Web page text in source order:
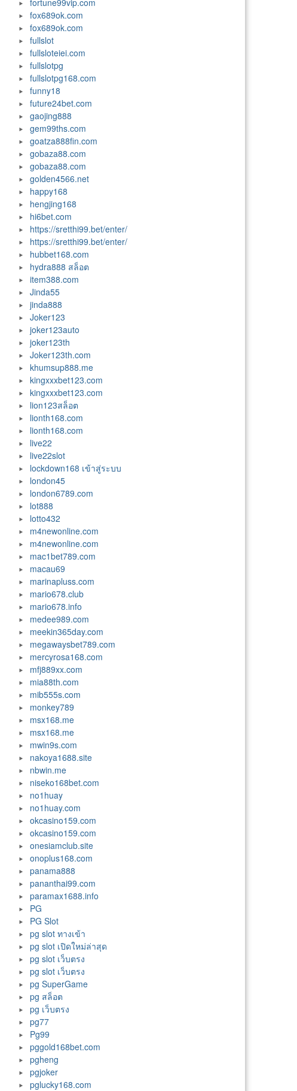
fortune99vip.com
fox689ok.com
fox689ok.com
fullslot
fullsloteiei.com
fullslotpg
fullslotpg168.com
funny18
future24bet.com
gaojing888
gem99ths.com
goatza888fin.com
gobaza88.com
gobaza88.com
golden4566.net
happy168
hengjing168
hi6bet.com
https://sretthi99.bet/enter/
https://sretthi99.bet/enter/
hubbet168.com
hydra888 สล็อต
item388.com
Jinda55
jinda888
Joker123
joker123auto
joker123th
Joker123th.com
khumsup888.me
kingxxxbet123.com
kingxxxbet123.com
lion123สล็อต
lionth168.com
lionth168.com
live22
live22slot
lockdown168 เข้าสู่ระบบ
london45
london6789.com
lot888
lotto432
m4newonline.com
m4newonline.com
mac1bet789.com
macau69
marinapluss.com
mario678.club
mario678.info
medee989.com
meekin365day.com
megawaysbet789.com
mercyrosa168.com
mfj889xx.com
mia88th.com
mib555s.com
monkey789
msx168.me
msx168.me
mwin9s.com
nakoya1688.site
nbwin.me
niseko168bet.com
no1huay
no1huay.com
okcasino159.com
okcasino159.com
onesiamclub.site
onoplus168.com
panama888
pananthai99.com
paramax1688.info
PG
PG Slot
pg slot ทางเข้า
pg slot เปิดใหม่ล่าสุด
pg slot เว็บตรง
pg slot เว็บตรง
pg SuperGame
pg สล็อต
pg เว็บตรง
pg77
Pg99
pggold168bet.com
pgheng
pgjoker
pglucky168.com